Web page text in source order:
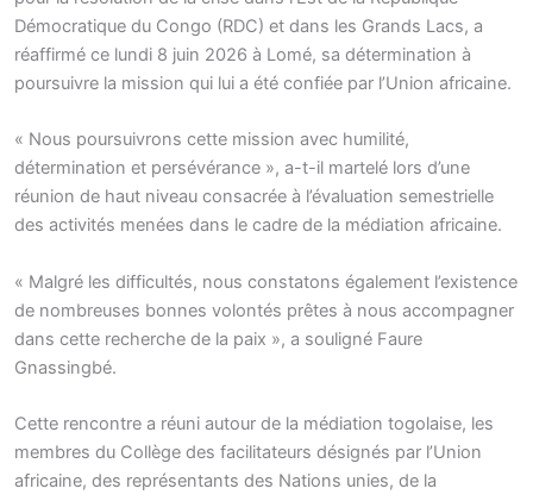
Démocratique du Congo (RDC) et dans les Grands Lacs, a
réaffirmé ce lundi 8 juin 2026 à Lomé, sa détermination à
poursuivre la mission qui lui a été confiée par l’Union africaine.
« Nous poursuivrons cette mission avec humilité,
détermination et persévérance », a-t-il martelé lors d’une
réunion de haut niveau consacrée à l’évaluation semestrielle
des activités menées dans le cadre de la médiation africaine.
« Malgré les difficultés, nous constatons également l’existence
de nombreuses bonnes volontés prêtes à nous accompagner
dans cette recherche de la paix », a souligné Faure
Gnassingbé.
Cette rencontre a réuni autour de la médiation togolaise, les
membres du Collège des facilitateurs désignés par l’Union
africaine, des représentants des Nations unies, de la